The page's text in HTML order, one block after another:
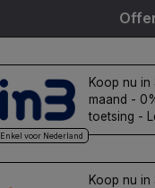
Enkel voor Nederland
Koop nu
maand -
toetsing -
Koop nu